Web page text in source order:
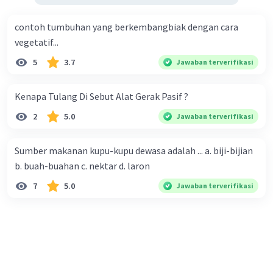
contoh tumbuhan yang berkembangbiak dengan cara
vegetatif...
5 3.7 Jawaban terverifikasi
Kenapa Tulang Di Sebut Alat Gerak Pasif ?
2 5.0 Jawaban terverifikasi
Sumber makanan kupu-kupu dewasa adalah ... a. biji-bijian
b. buah-buahan c. nektar d. laron
7 5.0 Jawaban terverifikasi